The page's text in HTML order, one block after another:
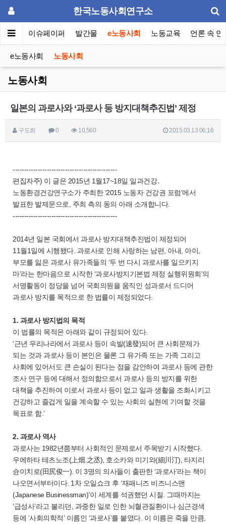
한국노동사회연구소
포럼 이슈페이퍼 발간물 e노동사회 노동교육 언론 속 연
e노동사회 노동사회
노동사회
일본의 과로사와 ‘과로사 등 방지대책추진법’ 제정
구도희 0 10,560 2015.03.13 06:16
----------------------------------------------
편집자주) 이 글은 2015년 1월17~18일 일과건강․
노동환경건강연구소가 주최한 ‘2015 노동자 건강권 포럼’에서
발표한 발제문으로, 주최 측의 동의 아래 소개합니다.
----------------------------------------------
2014년 일본 국회에서 과로사 방지대책추진법이 제정되어
11월1일에 시행됐다. 과로사로 인해 사랑하는 남편, 아내, 아이,
부모를 잃은 과로사 유가족들의 ‘두 번 다시 과로사를 일으키지
마’라는 한마음으로 시작한 ‘과로사방지기본법 제정 실행위원회’의
서명활동이 정당을 넘어 국회의원을 움직인 성과로서 드디어
과로사 방지를 목적으로 한 법률이 제정되었다.
1. 과로사 방지법의 목적
이 법률의 목적은 아래와 같이 규정되어 있다.
‘근년 우리나라에서 과로사 등이 속발(速發)되어 큰 사회문제가
되는 것과 과로사 등이 본인은 물론 그 유가족 또는 가족 그리고
사회에 있어서도 큰 손실이 된다는 점을 감안하여 과로사 등에 관한
조사 연구 등에 대해서 정의함으로서 과로사 등의 방지를 위한
대책을 추진하여 이로서 과로사 등이 없고 일과 생활을 조화시키고
건강하고 즐겁게 일을 계속할 수 있는 사회의 실현에 기여할 것을
목표로 함.’
2. 과로사 역사
과로사는 1982년쯤부터 사회적인 문제로서 주목받기 시작했다.
우에하타 테츠노조(上畑.之丞), 호소카와 미기와(細川汀), 타지리
슌이치로(田尻俊一). 이 3명의 의사들이 출판한 ‘과로사’라는 책이
나오면서부터이다. 1차 오일쇼크 후 ‘재패니즈 비즈니스맨
(Japanese Businessman)’이 세계를 석권했던 시절. 그때까지는
‘급성사’라고 불리던, 과중한 일로 인한 뇌혈관질환이나 심근경색
등에 ‘사회의학적’ 이름인 ‘과로사’를 붙였다. 이 이름은 죽을 만큼,